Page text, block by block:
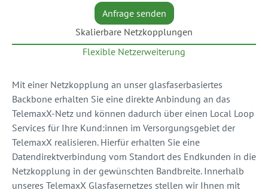
Anfrage senden
Skalierbare Netzkopplungen
Flexible Netzerweiterung
Mit einer Netzkopplung an unser glasfaserbasiertes
Backbone erhalten Sie eine direkte Anbindung an das
TelemaxX-Netz und können dadurch über einen Local Loop
Services für Ihre Kund:innen im Versorgungsgebiet der
TelemaxX realisieren. Hierfür erhalten Sie eine
Datendirektverbindung vom Standort des Endkunden in die
Netzkopplung in der gewünschten Bandbreite. Innerhalb
unseres TelemaxX Glasfasernetzes stellen wir Ihnen mit